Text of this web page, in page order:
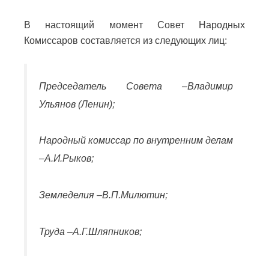
В настоящий момент Совет Народных
Комиссаров составляется из следующих лиц:
Председатель Совета –Владимир
Ульянов (Ленин);
Народный комиссар по внутренним делам
–А.И.Рыков;
Земледелия –В.П.Милютин;
Труда –А.Г.Шляпников;